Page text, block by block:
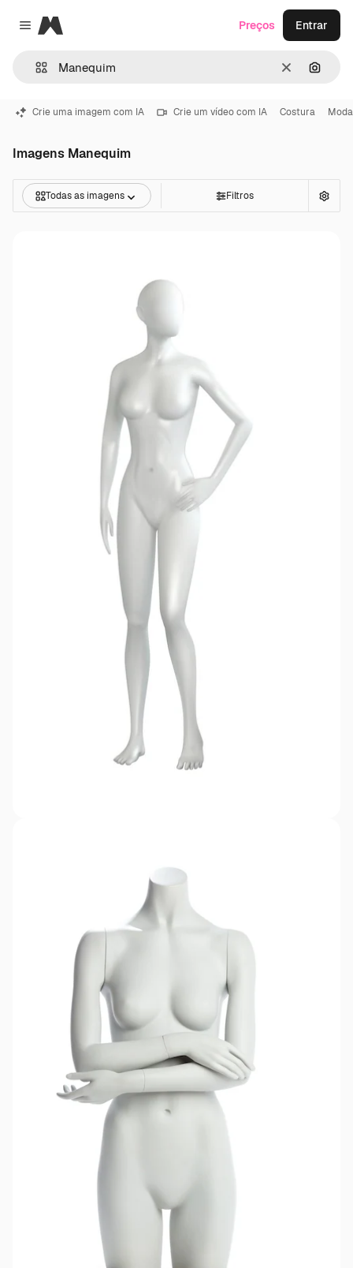
Close menu
Magnific
Limpar
Preços Entrar
Crie uma imagem com IA Crie um vídeo com IA Costura Moda
Imagens Manequim
Todas as imagens Filtros